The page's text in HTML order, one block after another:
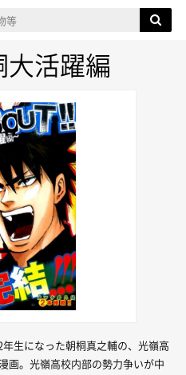
活躍編
生になった朝桐真之輔の、光嶺高
画。光嶺高校内部の勢力争いが中